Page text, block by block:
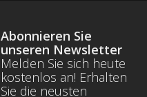
Abonnieren Sie
unseren Newsletter
Melden Sie sich heute
kostenlos an! Erhalten
Sie die neusten